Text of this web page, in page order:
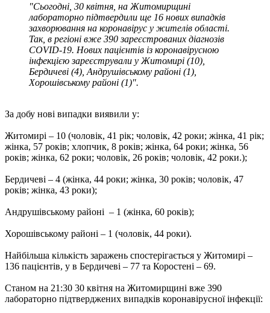
"Сьогодні, 30 квітня, на Житомирщині
лабораторно підтвердили ще 16 нових випадків
захворювання на коронавірус у жителів області.
Так, в регіоні вже 390 зареєстрованих діагнозів
COVID-19. Нових пацієнтів із коронавірусною
інфекцією зареєстрували у Житомирі (10),
Бердичеві (4), Андрушівському районі (1),
Хорошівському районі (1)".
За добу нові випадки виявили у:
Житомирі – 10 (чоловік, 41 рік; чоловік, 42 роки; жінка, 41 рік;
жінка, 57 років; хлопчик, 8 років; жінка, 64 роки; жінка, 56
років; жінка, 62 роки; чоловік, 26 років; чоловік, 42 роки.);
Бердичеві – 4 (жінка, 44 роки; жінка, 30 років; чоловік, 47
років; жінка, 43 роки);
Андрушівському районі – 1 (жінка, 60 років);
Хорошівському районі – 1 (чоловік, 44 роки).
Найбільша кількість заражень спостерігається у Житомирі –
136 пацієнтів, у в Бердичеві – 77 та Коростені – 69.
Станом на 21:30 30 квітня на Житомирщині вже 390
лабораторно підтверджених випадків коронавірусної інфекції: